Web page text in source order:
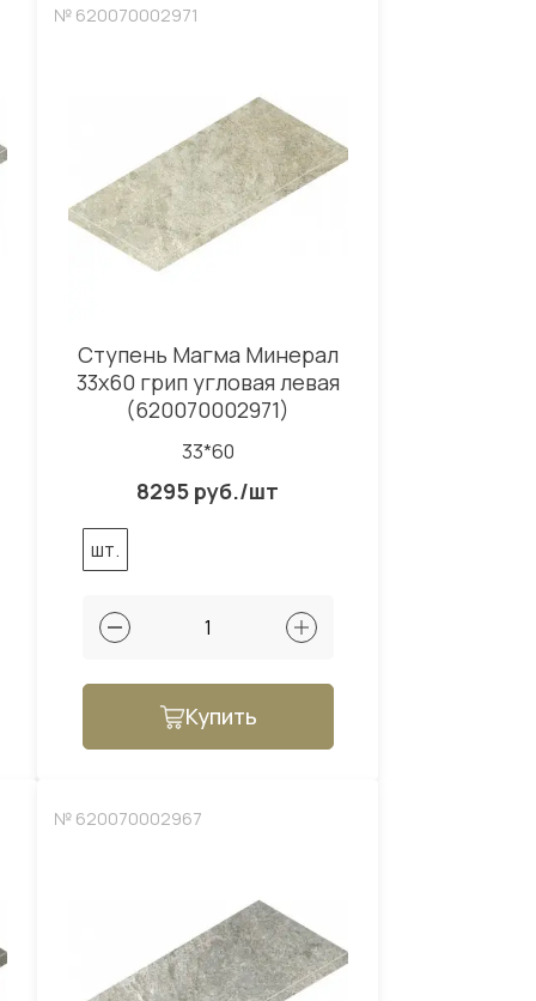
№ 620070002971
Ступень Магма Минерал
33x60 грип угловая левая
(620070002971)
33*60
8295 руб./шт
шт.
Купить
№ 620070002967